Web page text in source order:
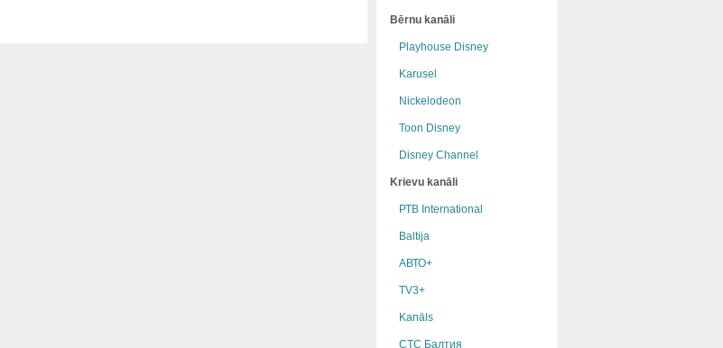
Bērnu kanāli
Playhouse Disney
Karusel
Nickelodeon
Toon Disney
Disney Channel
Krievu kanāli
РТB International
Baltija
АВТО+
TV3+
Kanāls
СТС Балтия